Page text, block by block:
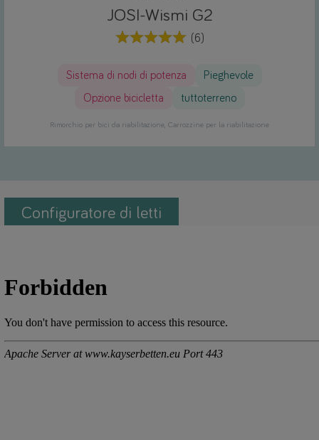
JOSI-Wismi G2
(6)
Sistema di nodi di potenza
Pieghevole
Opzione bicicletta
tuttoterreno
Rimorchio per bici da riabilitazione Carrozzine per la riabilitazione
Configuratore di letti